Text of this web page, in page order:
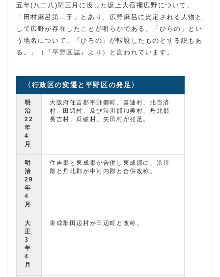
五年(八二八)閏三月に没した坂上大宿禰広野について、
「田村麻呂第二子」とあり、広野麻呂に比定される人物と
して広野が存在したことが明らかである。「ひらの」とい
う地名について、「ひろの」が転訛したものとする説もあ
る。」（『平野区誌』より）と言われています。
〈行政区の変遷と平野区の発足〉
明
治
22
年
4
月
大阪府住吉郡平野郷町、喜連村、北百済
村、田辺村、及び渋川郡加美村、丹北郡
長吉村、瓜破村、矢田村が発足。
明
治
29
年
4
月
住吉郡と東成郡が合併し東成郡に、渋川
郡と丹北郡が中河内郡と合併改称。
大
正
3
年
4
月
東成郡田辺村が田辺町と改称。